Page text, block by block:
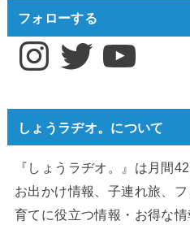
フォローする
InstagramTwitter YouTube
しょうラヂオ。について
『しょうラヂオ。』は月間
お出かけ情報、子連れ旅、
育てに役立つ情報・お得な情